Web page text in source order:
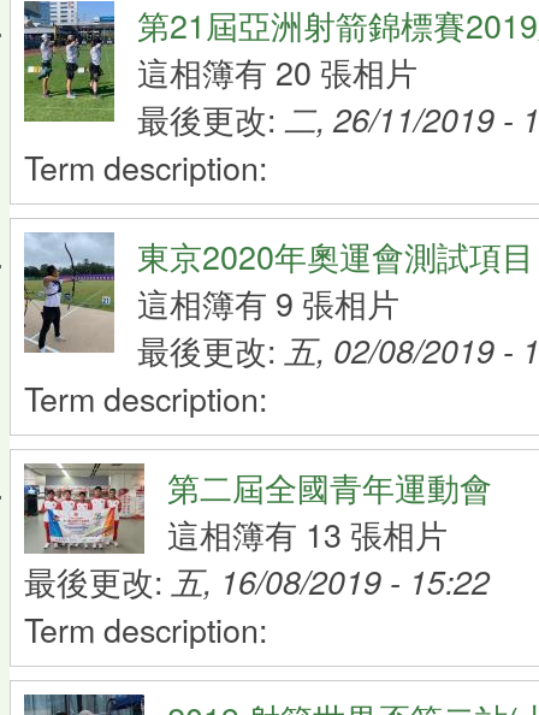
第21屆亞洲射箭錦標賽
這相簿有 20 張相片
最後更改: 二, 26/11/2019 -
Term description:
東京2020年奧運會測試項目
這相簿有 9 張相片
最後更改: 五, 02/08/2019 -
Term description:
第二屆全國青年運動會
這相簿有 13 張相片
最後更改: 五, 16/08/2019 - 15:22
Term description: